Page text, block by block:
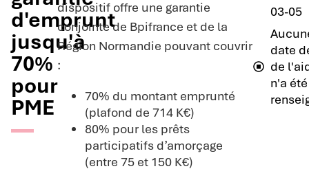
d'emprunt
jusqu'à
70%
pour
PME
dispositif offre une garantie
conjointe de Bpifrance et de la
Région Normandie pouvant couvrir
:
70% du montant emprunté
(plafond de 714 K€)
80% pour les prêts
participatifs d’amorçage
(entre 75 et 150 K€)
03-05
date
de
n'a été